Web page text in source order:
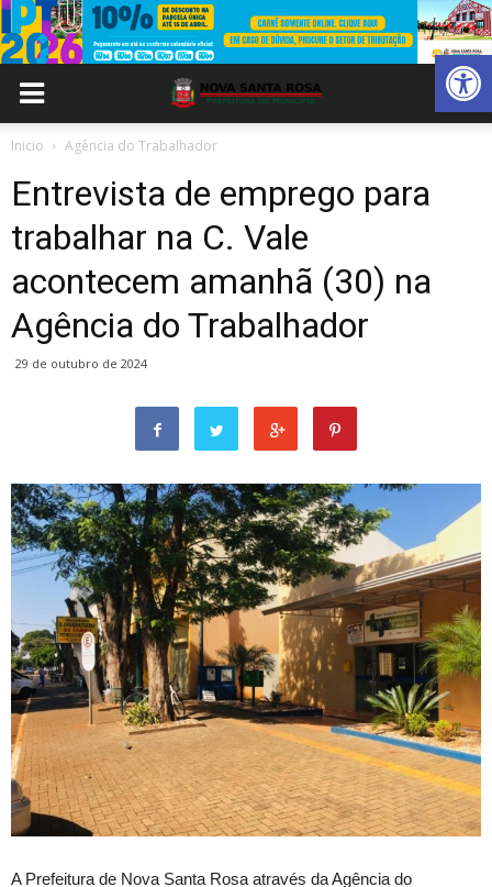
Abrir
Inicio Agência do Trabalhador
Entrevista de emprego para
trabalhar na C. Vale
acontecem amanhã (30) na
Agência do Trabalhador
29 de outubro de 2024
A Prefeitura de Nova Santa Rosa através da Agência do